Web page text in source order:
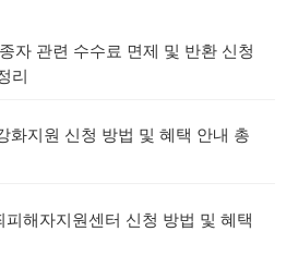
자 관련 수수료 면제 및 반환 신청
리
화지원 신청 방법 및 혜택 안내 총
해자지원센터 신청 방법 및 혜택